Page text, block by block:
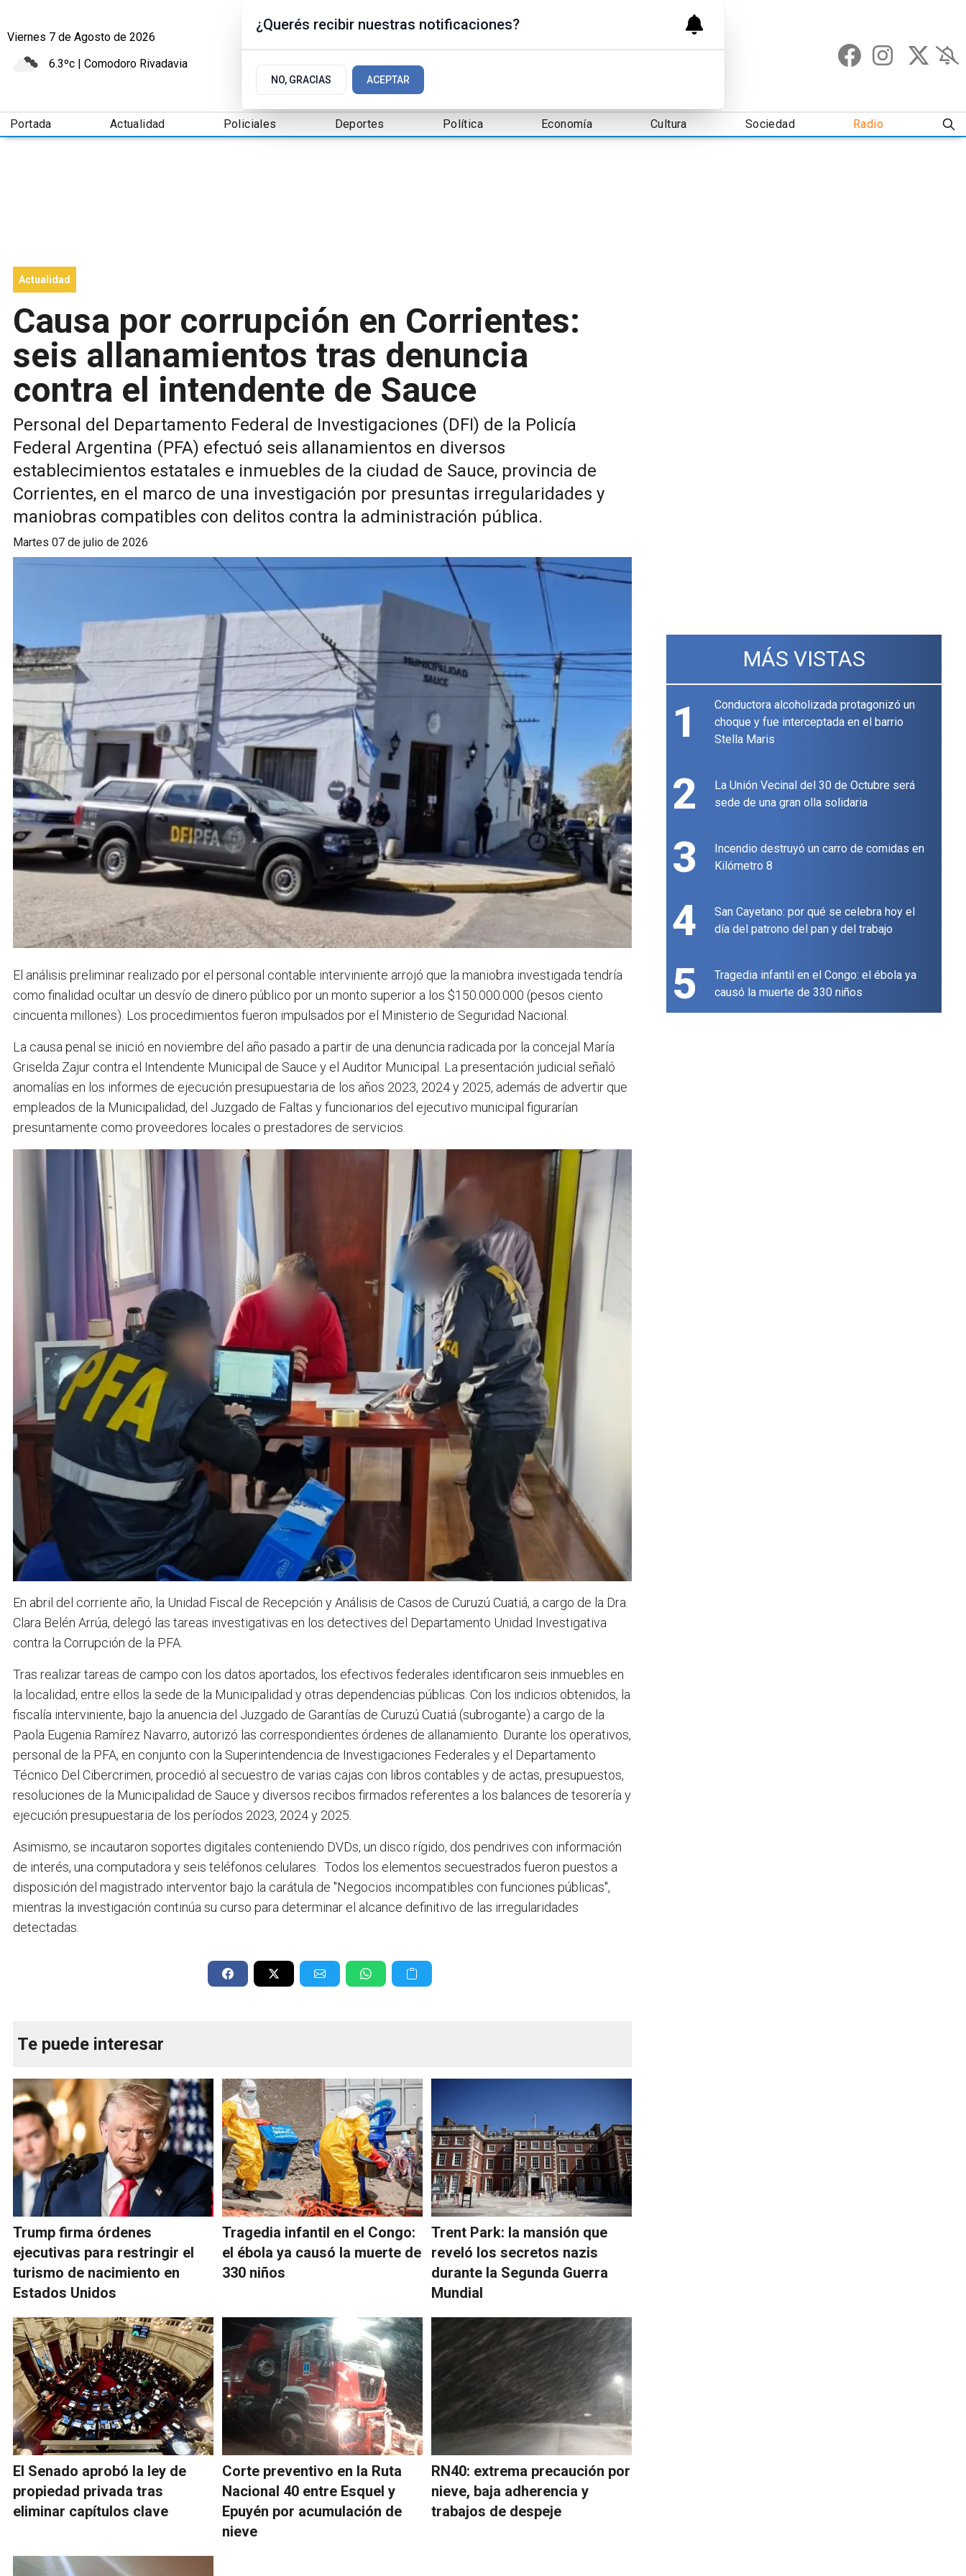
Viernes 7 de Agosto de 2026
6.3ºc | Comodoro Rivadavia
Portada Actualidad Policiales Deportes Política Economía Cultura Sociedad Radio
Actualidad
Causa por corrupción en Corrientes:
seis allanamientos tras denuncia
contra el intendente de Sauce
Personal del Departamento Federal de Investigaciones (DFI) de la Policía
Federal Argentina (PFA) efectuó seis allanamientos en diversos
establecimientos estatales e inmuebles de la ciudad de Sauce, provincia de
Corrientes, en el marco de una investigación por presuntas irregularidades y
maniobras compatibles con delitos contra la administración pública.
martes 07 de julio de 2026
El análisis preliminar realizado por el personal contable interviniente arrojó que la maniobra investigada tendría
como finalidad ocultar un desvío de dinero público por un monto superior a los $150.000.000 (pesos ciento
cincuenta millones). Los procedimientos fueron impulsados por el Ministerio de Seguridad Nacional.
La causa penal se inició en noviembre del año pasado a partir de una denuncia radicada por la concejal María
Griselda Zajur contra el Intendente Municipal de Sauce y el Auditor Municipal. La presentación judicial señaló
anomalías en los informes de ejecución presupuestaria de los años 2023, 2024 y 2025, además de advertir que
empleados de la Municipalidad, del Juzgado de Faltas y funcionarios del ejecutivo municipal figurarían
presuntamente como proveedores locales o prestadores de servicios.
En abril del corriente año, la Unidad Fiscal de Recepción y Análisis de Casos de Curuzú Cuatiá, a cargo de la Dra.
Clara Belén Arrúa, delegó las tareas investigativas en los detectives del Departamento Unidad Investigativa
contra la Corrupción de la PFA.
Tras realizar tareas de campo con los datos aportados, los efectivos federales identificaron seis inmuebles en
la localidad, entre ellos la sede de la Municipalidad y otras dependencias públicas. Con los indicios obtenidos, la
fiscalía interviniente, bajo la anuencia del Juzgado de Garantías de Curuzú Cuatiá (subrogante) a cargo de la
Paola Eugenia Ramírez Navarro, autorizó las correspondientes órdenes de allanamiento. Durante los operativos,
personal de la PFA, en conjunto con la Superintendencia de Investigaciones Federales y el Departamento
Técnico Del Cibercrimen, procedió al secuestro de varias cajas con libros contables y de actas, presupuestos,
resoluciones de la Municipalidad de Sauce y diversos recibos firmados referentes a los balances de tesorería y
ejecución presupuestaria de los períodos 2023, 2024 y 2025.
Asimismo, se incautaron soportes digitales conteniendo DVDs, un disco rígido, dos pendrives con información
de interés, una computadora y seis teléfonos celulares. Todos los elementos secuestrados fueron puestos a
disposición del magistrado interventor bajo la carátula de "Negocios incompatibles con funciones públicas",
mientras la investigación continúa su curso para determinar el alcance definitivo de las irregularidades
detectadas.
Te puede interesar
Trump firma órdenes
ejecutivas para restringir el
turismo de nacimiento en
Estados Unidos
Tragedia infantil en el Congo:
el ébola ya causó la muerte de
330 niños
Trent Park: la mansión que
reveló los secretos nazis
durante la Segunda Guerra
Mundial
El Senado aprobó la ley de
propiedad privada tras
eliminar capítulos clave
Corte preventivo en la Ruta
Nacional 40 entre Esquel y
Epuyén por acumulación de
nieve
RN40: extrema precaución por
nieve, baja adherencia y
trabajos de despeje
MÁS VISTAS
1
Conductora alcoholizada protagonizó un
choque y fue interceptada en el barrio
Stella Maris
2
La Unión Vecinal del 30 de Octubre será
sede de una gran olla solidaria
3
Incendio destruyó un carro de comidas en
Kilómetro 8
4
San Cayetano: por qué se celebra hoy el
día del patrono del pan y del trabajo
5
Tragedia infantil en el Congo: el ébola ya
causó la muerte de 330 niños
¿Querés recibir nuestras notificaciones?
NO, GRACIAS ACEPTAR